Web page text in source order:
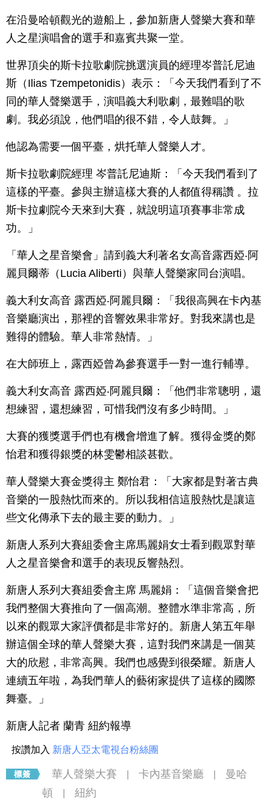
在沿曼哈頓觀光的遊船上，參加新唐人聲樂大賽和華
人之星演唱會的選手和嘉賓共聚一堂。
世界頂尖的斯卡拉歌劇院挑選演員的經理岑普託尼迪
斯（Ilias Tzempetonidis）表示：「今天我們看到了不
同的華人聲樂選手，演唱義大利歌劇，最難唱的歌
劇。我必須說，他們唱的很不錯，令人鼓舞。」
他認為需要一個平臺，烘托華人聲樂人才。
斯卡拉歌劇院經理 岑普託尼迪斯：「今天我們看到了
這樣的平臺。參與主辦這樣大賽的人都值得稱讚 。拉
斯卡拉劇院今天來到大賽，就說明這項賽事非常成
功。」
「華人之星音樂會」請到義大利著名女高音露西婭‧阿
麗貝爾蒂（Lucia Aliberti）與華人聲樂家同台演唱。
義大利女高音 露西婭‧阿麗貝爾：「我很高興在卡內基
音樂廳演出，那裡的音響效果非常好。對我來講也是
難得的體驗。華人非常熱情。」
在大師班上，露西婭曾為參賽選手一對一進行輔導。
義大利女高音 露西婭‧阿麗貝爾：「他們非常聰明，還
想練習，還想練習，可惜我們沒有多少時間。」
大賽的獲獎選手們也有機會增進了解。獲得金獎的鄭
怡君和獲得銀獎的林雯鬱相談甚歡。
華人聲樂大賽金獎得主 鄭怡君：「大家都是對著古典
音樂的一股熱忱而來的。所以我相信這股熱忱是讓這
些文化傳承下去的最主要的動力。」
新唐人系列大賽組委會主席馬麗娟女士看到觀眾對華
人之星音樂會和選手的表現反響熱烈。
新唐人系列大賽組委會主席 馬麗娟：「這個音樂會把
我們整個大賽推向了一個高潮。整體水準非常高，所
以來的觀眾大家評價都是非常好的。新唐人第五年舉
辦這個全球的華人聲樂大賽，這對我們來講是一個莫
大的欣慰，非常高興。我們也感覺到很榮耀。新唐人
連續五年啦，為我們華人的藝術家提供了這樣的國際
舞臺。」
新唐人記者 蘭青 紐約報導
按讚加入 新唐人亞太電視台粉絲團
華人聲樂大賽 卡內基音樂廳
曼哈
頓
紐約